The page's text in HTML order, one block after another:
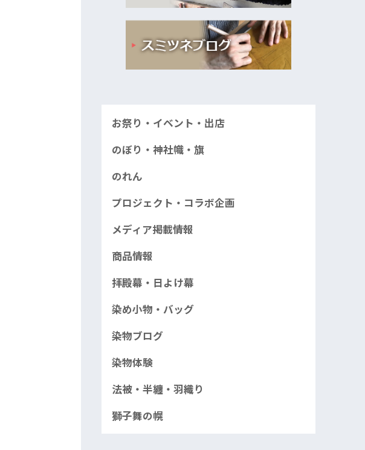
お祭り・イベント・出店
のぼり・神社幟・旗
のれん
プロジェクト・コラボ企画
メディア掲載情報
商品情報
拝殿幕・日よけ幕
染め小物・バッグ
染物ブログ
染物体験
法被・半纏・羽織り
獅子舞の幌